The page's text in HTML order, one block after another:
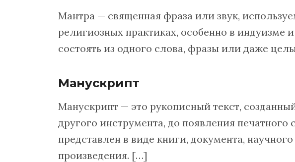
Мантра — священная фраза или звук,
религиозных практиках, особенно в индуизме
состоять из одного слова, фразы или даже
Манускрипт
Манускрипт — это рукописный текст,
другого инструмента, до появления печатного
представлен в виде книги, документа,
произведения. […]